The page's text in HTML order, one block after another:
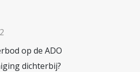
op de ADO
dichterbij?